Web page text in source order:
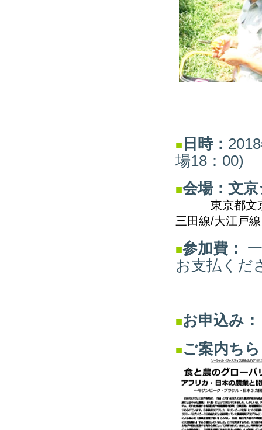
■ 日時：
場18：00)
■会場：文
東京都文京
三田線/大江戸
■参加費 ：
お支払くだ
■お申込み
■ご案内ち